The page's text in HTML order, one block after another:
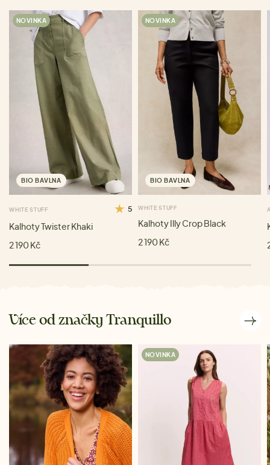
NOVINKA
BIO BAVLNA
WHITE STUFF 5
Kalhoty Twister Khaki
2 190 Kč
NOVINKA
BIO BAVLNA
WHITE STUFF
Kalhoty Illy Crop Black
2 190 Kč
Více od značky Tranquillo
NOVINKA